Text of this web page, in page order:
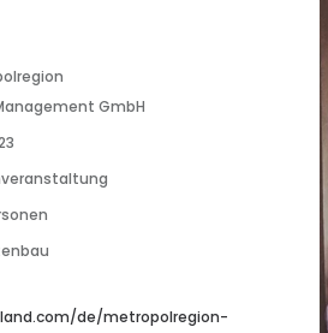
GmbH
de/metropolregion-